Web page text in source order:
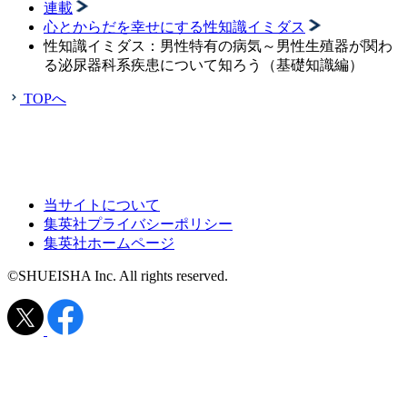
連載
心とからだを幸せにする性知識イミダス
性知識イミダス：男性特有の病気～男性生殖器が関わ
る泌尿器科系疾患について知ろう（基礎知識編）
TOPへ
当サイトについて
集英社プライバシーポリシー
集英社ホームページ
©SHUEISHA Inc. All rights reserved.